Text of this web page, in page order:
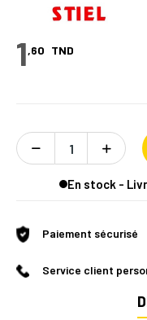
1,60 TND
En stock -
Paiement sécurisé
Service client